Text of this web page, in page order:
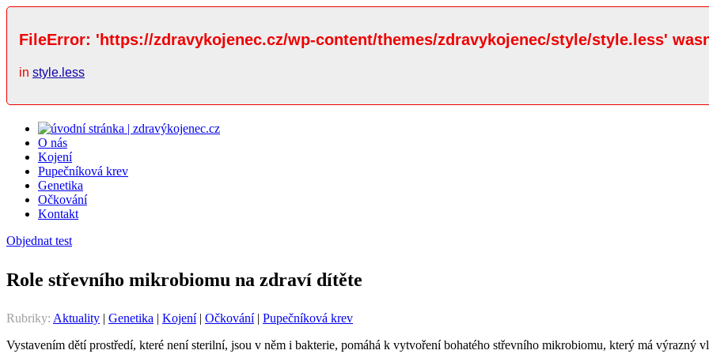
FileError: 'https://zdravykojenec.cz/wp-content/themes/zdravykojenec/style/style.less'
in style.less
O nás
Kojení
Pupečníková krev
Genetika
Očkování
Kontakt
Objednat test
Role střevního mikrobiomu na zdraví dítěte
Rubriky: Aktuality | Genetika | Kojení| Očkování| Pupečníková krev
Vystavením dětí prostředí, které není sterilní, jsou v něm i bakterie, pomáhá k vytvoření bohatého střevního mikrobiomu, který má výrazný